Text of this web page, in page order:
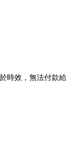
時效，無法付款給